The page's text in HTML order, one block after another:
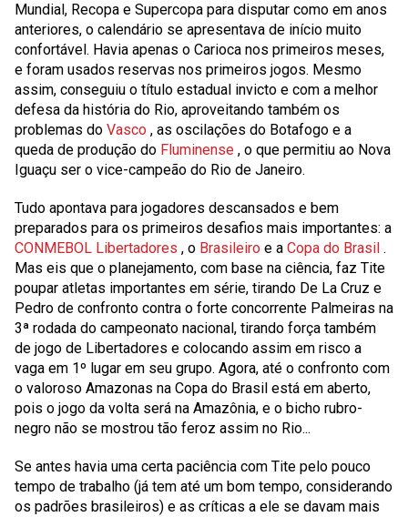
Mundial, Recopa e Supercopa para disputar como em anos
anteriores, o calendário se apresentava de início muito
confortável. Havia apenas o Carioca nos primeiros meses,
e foram usados reservas nos primeiros jogos. Mesmo
assim, conseguiu o título estadual invicto e com a melhor
defesa da história do Rio, aproveitando também os
problemas do Vasco , as oscilações do Botafogo e a
queda de produção do Fluminense , o que permitiu ao Nova
Iguaçu ser o vice-campeão do Rio de Janeiro.
Tudo apontava para jogadores descansados e bem
preparados para os primeiros desafios mais importantes: a
CONMEBOL Libertadores , o Brasileiro e a Copa do Brasil .
Mas eis que o planejamento, com base na ciência, faz Tite
poupar atletas importantes em série, tirando De La Cruz e
Pedro de confronto contra o forte concorrente Palmeiras na
3ª rodada do campeonato nacional, tirando força também
de jogo de Libertadores e colocando assim em risco a
vaga em 1º lugar em seu grupo. Agora, até o confronto com
o valoroso Amazonas na Copa do Brasil está em aberto,
pois o jogo da volta será na Amazônia, e o bicho rubro-
negro não se mostrou tão feroz assim no Rio...
Se antes havia uma certa paciência com Tite pelo pouco
tempo de trabalho (já tem até um bom tempo, considerando
os padrões brasileiros) e as críticas a ele se davam mais